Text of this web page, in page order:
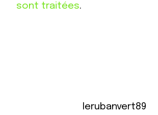
sont traitées.
lerubanvert89